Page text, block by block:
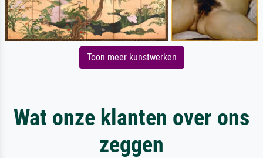
Toon meer kunstwerken
Wat onze klanten over ons
zeggen